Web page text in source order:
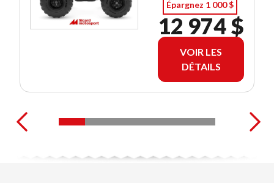
Épargnez 1 000 $
12 974 $
VOIR LES
DÉTAILS